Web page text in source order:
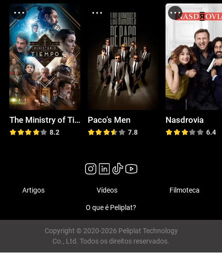
The Ministry of Time
8.2
Paco's Men
7.8
Nasdrovia
6.4
Artigos Vídeos Filmoteca
O que é Peliplat?
Copyright © 2020-2026 Peliplat Technology
Co., Ltd. Todos os direitos reservados.